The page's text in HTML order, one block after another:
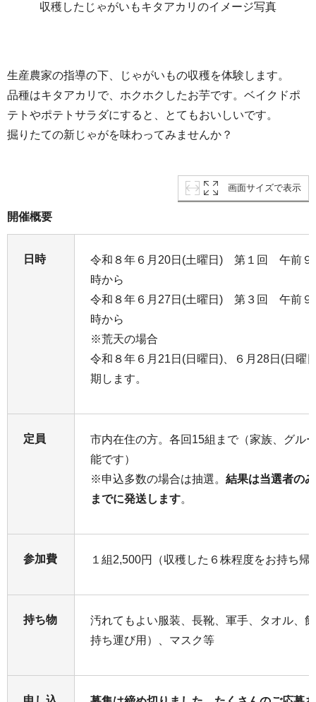
収穫したじゃがいもキタアカリのイメージ写真
生産農家の指導の下、じゃがいもの収穫を体験します。
品種はキタアカリで、ホクホクしたお芋です。ベイクドポ
テトやポテトサラダにすると、とてもおいしいです。
掘りたての新じゃがを味わってみませんか？
画面サイズで表示
開催概要
日時
令和８年６月20日(土曜日) 第１回 午前
時から
令和８年６月27日(土曜日) 第３回 午前
時から
※荒天の場合
令和８年６月21日(日曜日)、６月28日(日曜
期します。
定員
市内在住の方。各回15組まで（家族、グル
能です）
※申込多数の場合は抽選。 結果は当選者の
までに発送します。
参加費 １組2,500円（収穫した６株程度をお持ち帰
持ち物
汚れてもよい服装、長靴、軍手、タオル、
持ち運び用）、マスク等